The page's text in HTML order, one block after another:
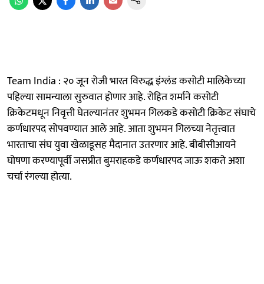
Team India : २० जून रोजी भारत विरुद्ध इंग्लंड कसोटी मालिकेच्या
पहिल्या सामन्याला सुरुवात होणार आहे. रोहित शर्माने कसोटी
क्रिकेटमधून निवृत्ती घेतल्यानंतर शुभमन गिलकडे कसोटी क्रिकेट संघाचे
कर्णधारपद सोपवण्यात आले आहे. आता शुभमन गिलच्या नेतृत्त्वात
भारताचा संघ युवा खेळाडूसह मैदानात उतरणार आहे. बीबीसीआयने
घोषणा करण्यापूर्वी जसप्रीत बुमराहकडे कर्णधारपद जाऊ शकते अशा
चर्चा रंगल्या होत्या.